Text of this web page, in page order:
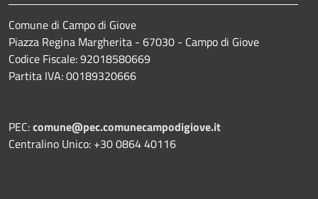
Comune di Campo di Giove
Piazza Regina Margherita - 67030 - Campo di Giove
Codice Fiscale: 92018580669
Partita IVA: 00189320666
PEC:comune@pec.comunecampodigiove.it
Centralino Unico: +30 0864 40116